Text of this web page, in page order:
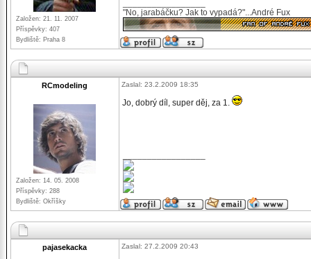
Založen: 21. 11. 2007
Příspěvky: 407
Bydliště: Praha 8
"No, jarabáčku? Jak to vypadá?"...André Fux
RCmodeling
Založen: 14. 05. 2008
Příspěvky: 288
Bydliště: Okříšky
Zaslal: 23.2.2009 18:35
Jo, dobrý díl, super děj, za 1.
pajasekacka Zaslal: 27.2.2009 20:43